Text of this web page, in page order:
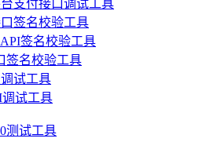
支付接口调试工具
签名校验工具
签名校验工具
签名校验工具
试工具
试工具
测试工具